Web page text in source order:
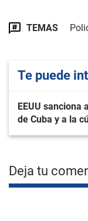
TEMAS
Te puede
EEUU sanciona
de Cuba y a la
Deja tu